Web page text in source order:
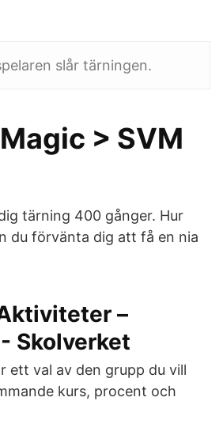
slår tärningen.
> SVM
tärning 400 gånger. Hur
du förvänta dig att få en nia
–
Skolverket
ett val av den grupp du vill
kurs, procent och